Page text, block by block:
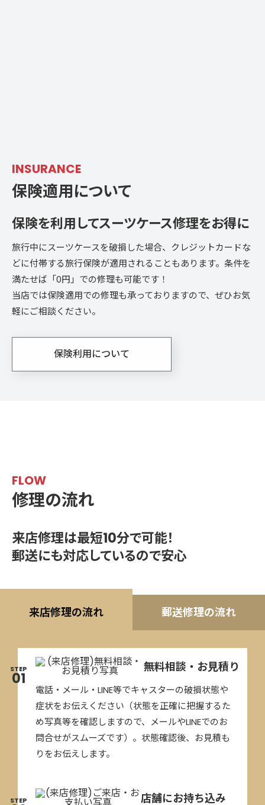
INSURANCE
保険適用について
保険を利用してスーツケース修理をお得に
旅行中にスーツケースを破損した場合、クレジットカードな
どに付帯する旅行保険が適用されることもあります。条件を
満たせば「0円」での修理も可能です！
当店では保険適用での修理も承っておりますので、ぜひお気
軽にご相談ください。
保険利用について
FLOW
修理の流れ
来店修理は最短10分で可能！
郵送にも対応しているので安心
来店修理の流れ
STEP
01
無料相談・お見積り
電話・メール・LINE等でキャスターの破損状態や
症状をお伝えください（状態を正確に把握するた
め写真等を確認しますので、メールやLINEでのお
問合せがスムーズです）。状態確認後、お見積も
りをお伝えします。
STEP 店舗にお持ち込み
郵送修理の流れ